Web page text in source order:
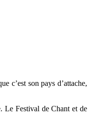
c’est son pays d’attache,
Le Festival de Chant et de